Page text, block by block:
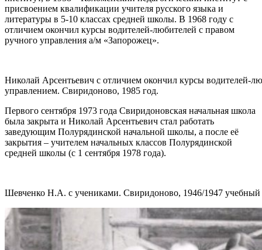
присвоением квалификации учителя русского языка и
литературы в 5-10 классах средней школы. В 1968 году с
отличием окончил курсы водителей-любителей с правом
ручного управления а/м «Запорожец».
Николай Арсентьевич с отличием окончил курсы
управлением. Свиридоново, 1985 год.
Первого сентября 1973 года Свиридоновская начальная школа
была закрыта и Николай Арсентьевич стал работать
заведующим Полурядинской начальной школы, а после её
закрытия – учителем начальных классов Полурядинской
средней школы (с 1 сентября 1978 года).
Шевченко Н.А. с учениками. Свиридоново, 1946/1947 учебный